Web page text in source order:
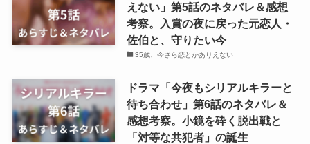
えない」第5話のネタバレ＆感想
考察。入賞の夜に戻った元恋人・
佐伯と、守りたい今
35歳、今さら恋とかありえない
ドラマ「今夜もシリアルキラーと
待ち合わせ」第6話のネタバレ＆
感想考察。小鏡を砕く脱出戦と
「対等な共犯者」の誕生